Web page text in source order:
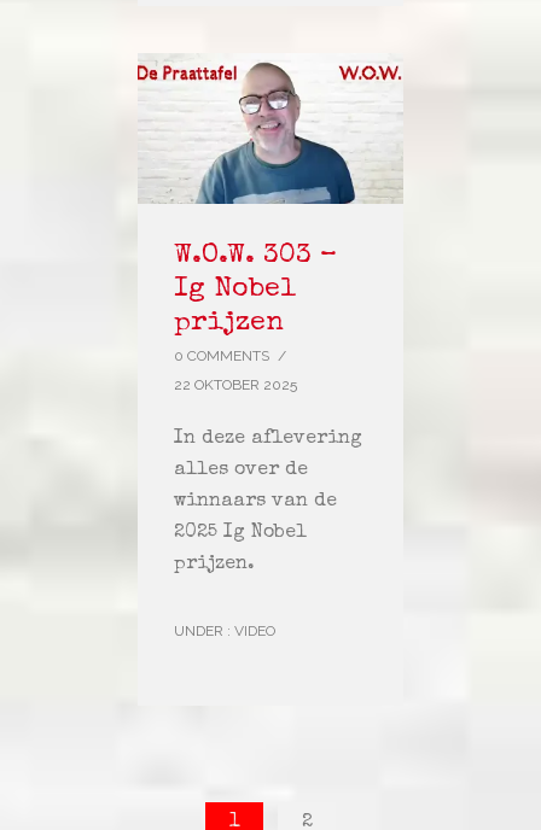
W.O.W. 303 –
Ig Nobel
prijzen
0 COMMENTS /
22 OKTOBER 2025
In deze aflevering
alles over de
winnaars van de
2025 Ig Nobel
prijzen.
UNDER : VIDEO
1 2